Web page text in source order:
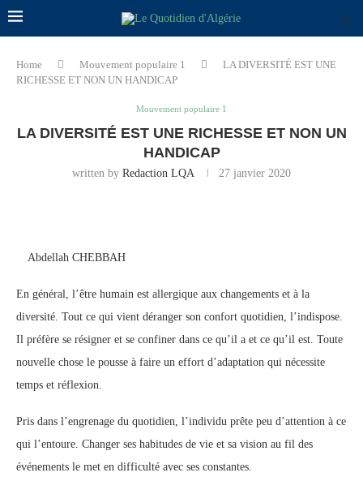
Home Mouvement populaire 1
LA DIVERSITÉ EST UNE
RICHESSE ET NON UN HANDICAP
Mouvement populaire 1
LA DIVERSITÉ EST UNE RICHESSE ET NON UN
HANDICAP
written by Redaction LQA 27 janvier 2020
Abdellah CHEBBAH
En général, l’être humain est allergique aux changements et à la
diversité. Tout ce qui vient déranger son confort quotidien, l’indispose.
Il préfère se résigner et se confiner dans ce qu’il a et ce qu’il est. Toute
nouvelle chose le pousse à faire un effort d’adaptation qui nécessite
temps et réflexion.
Pris dans l’engrenage du quotidien, l’individu prête peu d’attention à ce
qui l’entoure. Changer ses habitudes de vie et sa vision au fil des
événements le met en difficulté avec ses constantes.